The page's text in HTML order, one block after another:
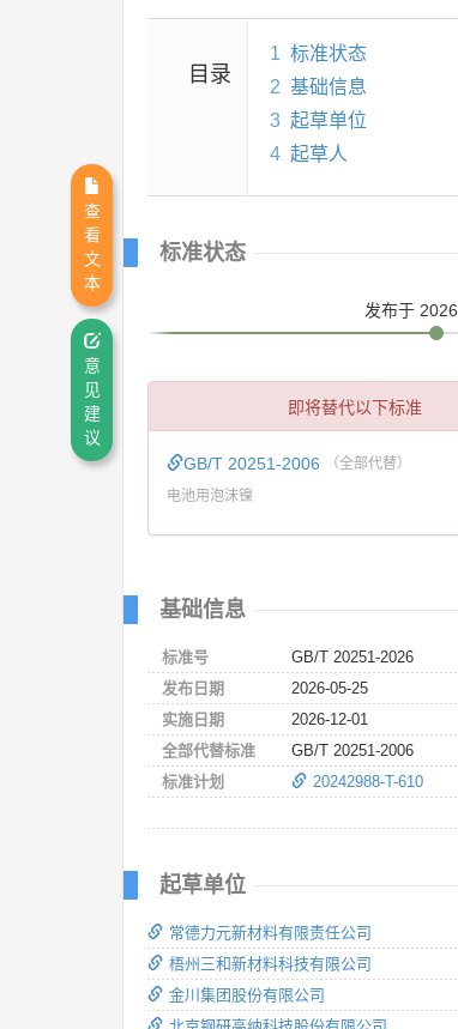
目录
1 标准状态
2 基础信息
3 起草单位
4 起草人
标准状态
发布于
即将替代以下标准
GB/T 20251-2006 （全部代替）
电池用泡沫镍
基础信息
标准号
GB/T 20251-2026
发布日期
2026-05-25
实施日期
2026-12-01
全部代替标准
GB/T 20251-2006
标准计划
20242988-T-610
起草单位
常德力元新材料有限责任公司
梧州三和新材料科技有限公司
金川集团股份有限公司
查
看
文
本
意
见
建
议